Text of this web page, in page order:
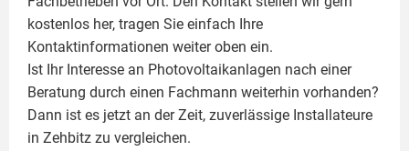
kostenlos her, tragen Sie einfach Ihre
Kontaktinformationen weiter oben ein.
Ist Ihr Interesse an Photovoltaikanlagen nach einer
Beratung durch einen Fachmann weiterhin vorhanden?
Dann ist es jetzt an der Zeit, zuverlässige Installateure
in Zehbitz zu vergleichen.